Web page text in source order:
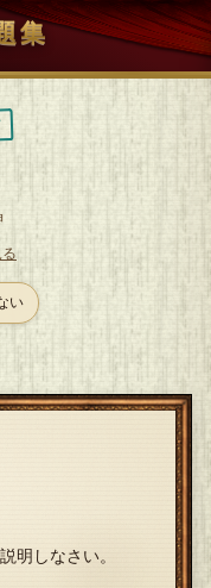
集
い
明しなさい。